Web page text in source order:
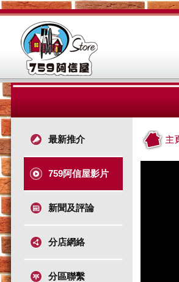
最新推介
759阿信屋影片
新聞及評論
分店網絡
分區聯繫